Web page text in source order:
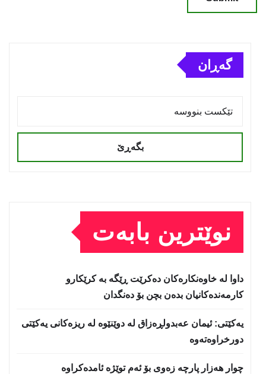
گەڕان
بگەڕێ
نوێترین بابەت
داوا لە خاوەنکارەکان دەکرێت ڕێگە بە کرێکارو
کارمەندەکانیان بدەن بچن بۆ دەنگدان
یه‌كێتی: ئیمان عه‌بدولڕه‌زاق له‌ دوێنێوه‌ له‌ ریزه‌كانی یه‌كێتی
دورخراوه‌ته‌وه‌
چوار هەزار پارچە زەوی بۆ ئەم توێژە ئامدەکراوە